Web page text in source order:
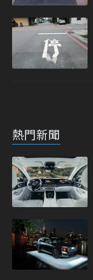
熱門新聞